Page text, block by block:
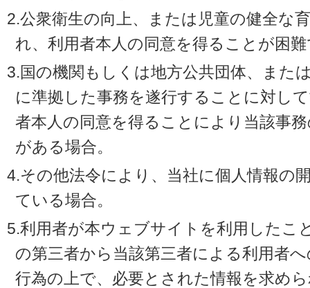
2.公衆衛生の向上、または児童の健全な
れ、利用者本人の同意を得ることが困
3.国の機関もしくは地方公共団体、また
に準拠した事務を遂行することに対し
者本人の同意を得ることにより当該事
がある場合。
4.その他法令により、当社に個人情報の
ている場合。
5.利用者が本ウェブサイトを利用したこ
の第三者から当該第三者による利用者
行為の上で、必要とされた情報を求め